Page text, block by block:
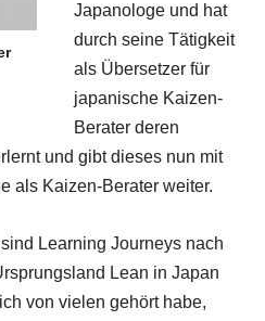
Japanologe und hat
durch seine Tätigkeit
als Übersetzer für
japanische Kaizen-
Berater deren
und gibt dieses nun mit
als Kaizen-Berater weiter.
Learning Journeys nach
Lean in Japan
von vielen gehört habe,